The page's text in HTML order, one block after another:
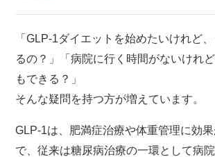
「GLP-1ダイエットを始めたいけれど
るの？」「病院に行く時間がないけれ
もできる？」
そんな疑問を持つ方が増えています。
GLP-1は、肥満症治療や体重管理に効
で、従来は糖尿病治療の一環として病